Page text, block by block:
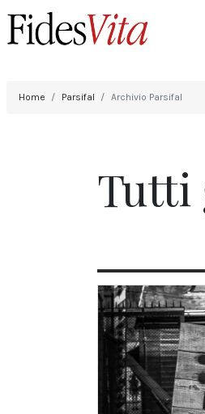
Home Parsifal Archivio Parsifal
Tutti